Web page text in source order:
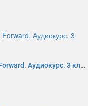
М. Вербицкая – Английский язык. Forward. Аудиокурс. 3 класс